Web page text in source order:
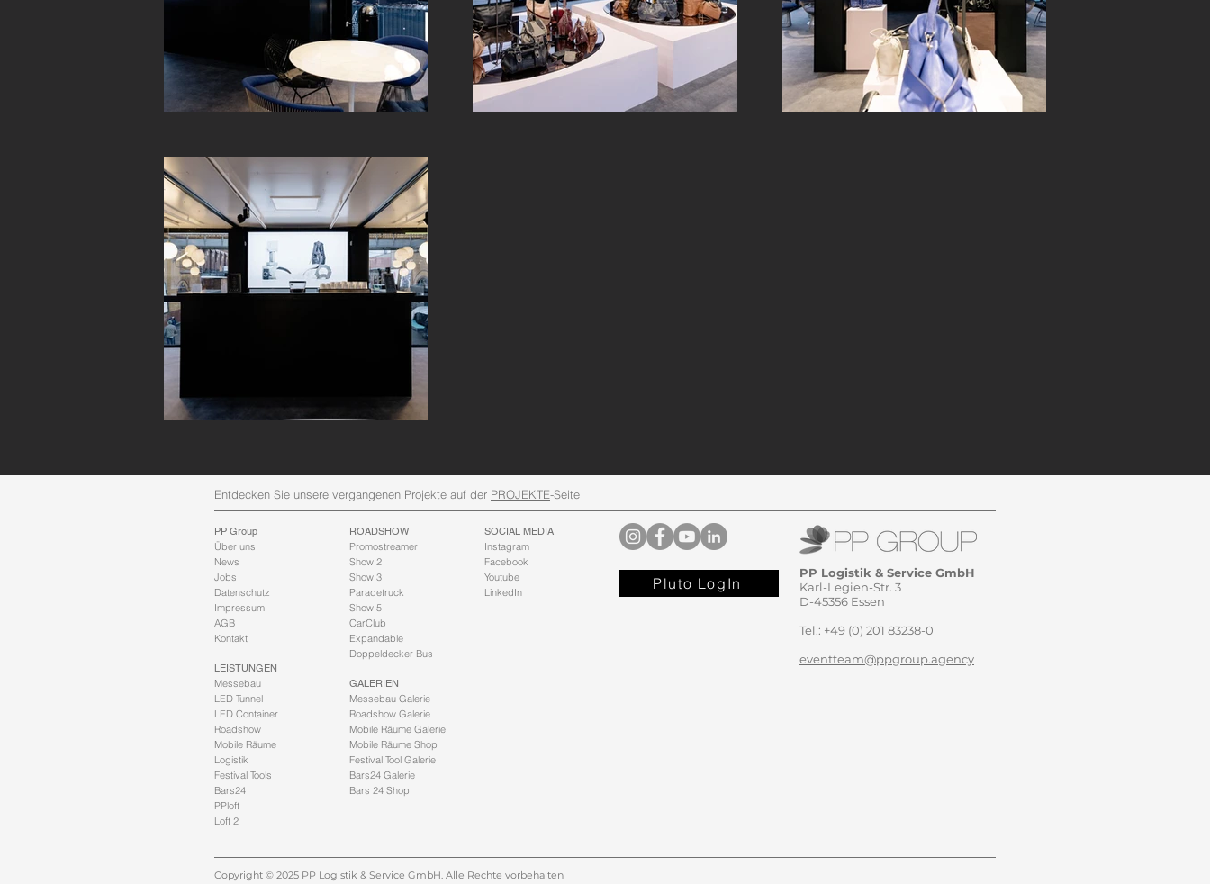
Entdecken Sie unsere vergangenen Projekte auf der PROJEKTE-Seite
PP Group
Über uns
News
Jobs
Datenschutz
Impressum
AGB
Kontakt
LEISTUNGEN
Messebau
LED Tunnel
LED Container
Roadshow
Mobile Räume
Logistik
Festival Tools
Bars24
PPloft
Loft 2
ROADSHOW
Promostreamer
Show 2
Show 3
Paradetruck
Show 5
CarClub
Expandable
Doppeldecker Bus
GALERIEN
Messebau Galerie
Roadshow Galerie
Mobile Räume Galerie
Mobile Räume Shop
Festival Tool Galerie
Bars24 Galerie
Bars 24 Shop
SOCIAL MEDIA
Instagram
Facebook
Youtube
LinkedIn
Pluto LogIn
PP Logistik & Service GmbH
Karl-Legien-Str. 3
D-45356 Essen
Tel.: +49 (0) 201 83238-0
eventteam@ppgroup.agency
Copyright © 2025 PP Logistik & Service GmbH. Alle Rechte vorbehalten